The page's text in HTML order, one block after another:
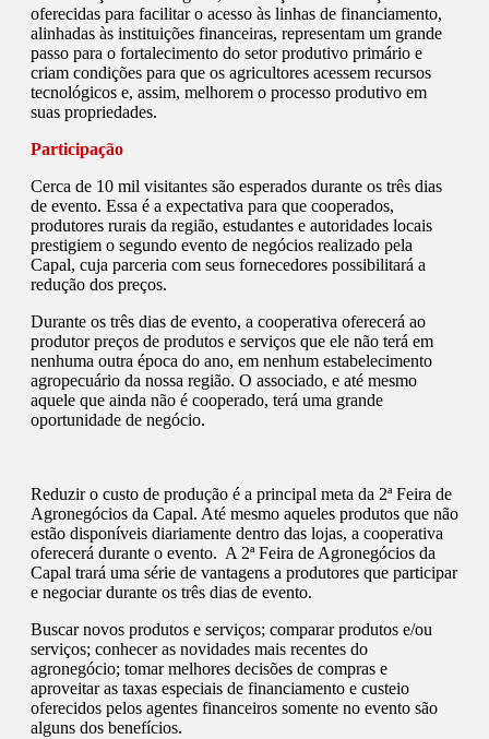
oferecidas para facilitar o acesso às linhas de financiamento,
alinhadas às instituições financeiras, representam um grande
passo para o fortalecimento do setor produtivo primário e
criam condições para que os agricultores acessem recursos
tecnológicos e, assim, melhorem o processo produtivo em
suas propriedades.
Participação
Cerca de 10 mil visitantes são esperados durante os três dias
de evento. Essa é a expectativa para que cooperados,
produtores rurais da região, estudantes e autoridades locais
prestigiem o segundo evento de negócios realizado pela
Capal, cuja parceria com seus fornecedores possibilitará a
redução dos preços.
Durante os três dias de evento, a cooperativa oferecerá ao
produtor preços de produtos e serviços que ele não terá em
nenhuma outra época do ano, em nenhum estabelecimento
agropecuário da nossa região. O associado, e até mesmo
aquele que ainda não é cooperado, terá uma grande
oportunidade de negócio.
Reduzir o custo de produção é a principal meta da 2ª Feira de
Agronegócios da Capal. Até mesmo aqueles produtos que não
estão disponíveis diariamente dentro das lojas, a cooperativa
oferecerá durante o evento. A 2ª Feira de Agronegócios da
Capal trará uma série de vantagens a produtores que participar
e negociar durante os três dias de evento.
Buscar novos produtos e serviços; comparar produtos e/ou
serviços; conhecer as novidades mais recentes do
agronegócio; tomar melhores decisões de compras e
aproveitar as taxas especiais de financiamento e custeio
oferecidos pelos agentes financeiros somente no evento são
alguns dos benefícios.